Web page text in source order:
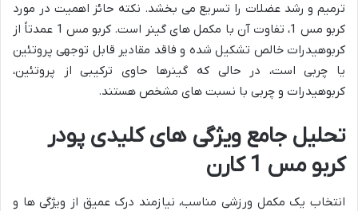
ترمیم و رشد عضلات را تسریع می بخشد. نکته حائز اهمیت در مورد
کربو مس 1، تفاوت آن با مکمل های گینر است. کربو مس 1 عمدتاً از
کربوهیدرات خالص تشکیل شده و فاقد مقادیر قابل توجهی پروتئین
یا چربی است، در حالی که گینرها حاوی ترکیبی از پروتئین،
کربوهیدرات و چربی با نسبت های مشخص هستند.
تحلیل جامع ویژگی های کلیدی پودر
کربو مس 1 کارن
انتخاب یک مکمل ورزشی مناسب، نیازمند درک عمیق از ویژگی ها و